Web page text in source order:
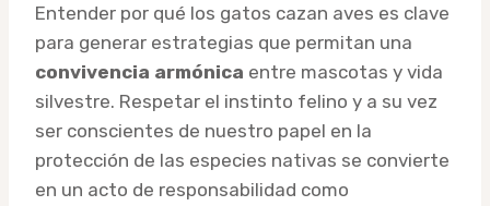
Entender por qué los gatos cazan aves es clave
para generar estrategias que permitan una
convivencia armónica entre mascotas y vida
silvestre. Respetar el instinto felino y a su vez
ser conscientes de nuestro papel en la
protección de las especies nativas se convierte
en un acto de responsabilidad como